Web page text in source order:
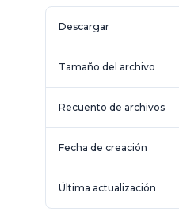
Descargar
Tamaño del archivo
Recuento de archivos
Fecha de creación
Última actualización